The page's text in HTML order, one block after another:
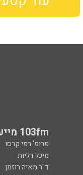
103fm מייעצים
פרופ' רפי קרסו
מיכל דליות
ד"ר מאיה רוזמן